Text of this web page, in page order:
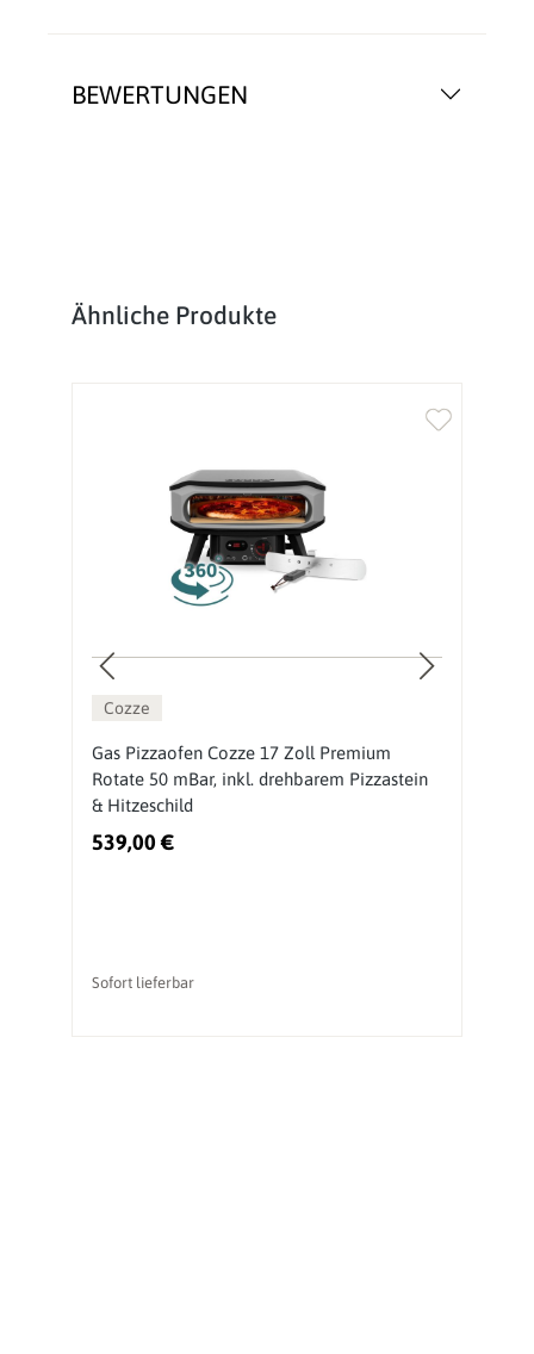
BEWERTUNGEN
Produktgalerie überspringen
Ähnliche Produkte
Cozze
Gas Pizzaofen Cozze 17 Zoll Premium
Rotate 50 mBar, inkl. drehbarem Pizzastein
& Hitzeschild
539,00 €
Sofort lieferbar